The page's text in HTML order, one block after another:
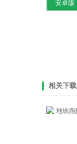
安卓版
相关下载